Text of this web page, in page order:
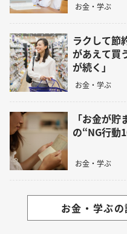
お金・学ぶ
ラクして節
があえて買
が続く」
お金・学ぶ
「お金が
の“NG行動
お金・学ぶ
お金・学ぶ